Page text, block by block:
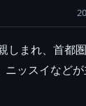
しまれ、首都
ッスイなど